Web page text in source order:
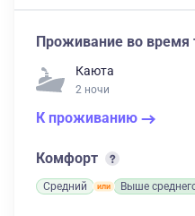
Проживание во время
Каюта
2 ночи
К проживанию
Комфорт
Средний Выше